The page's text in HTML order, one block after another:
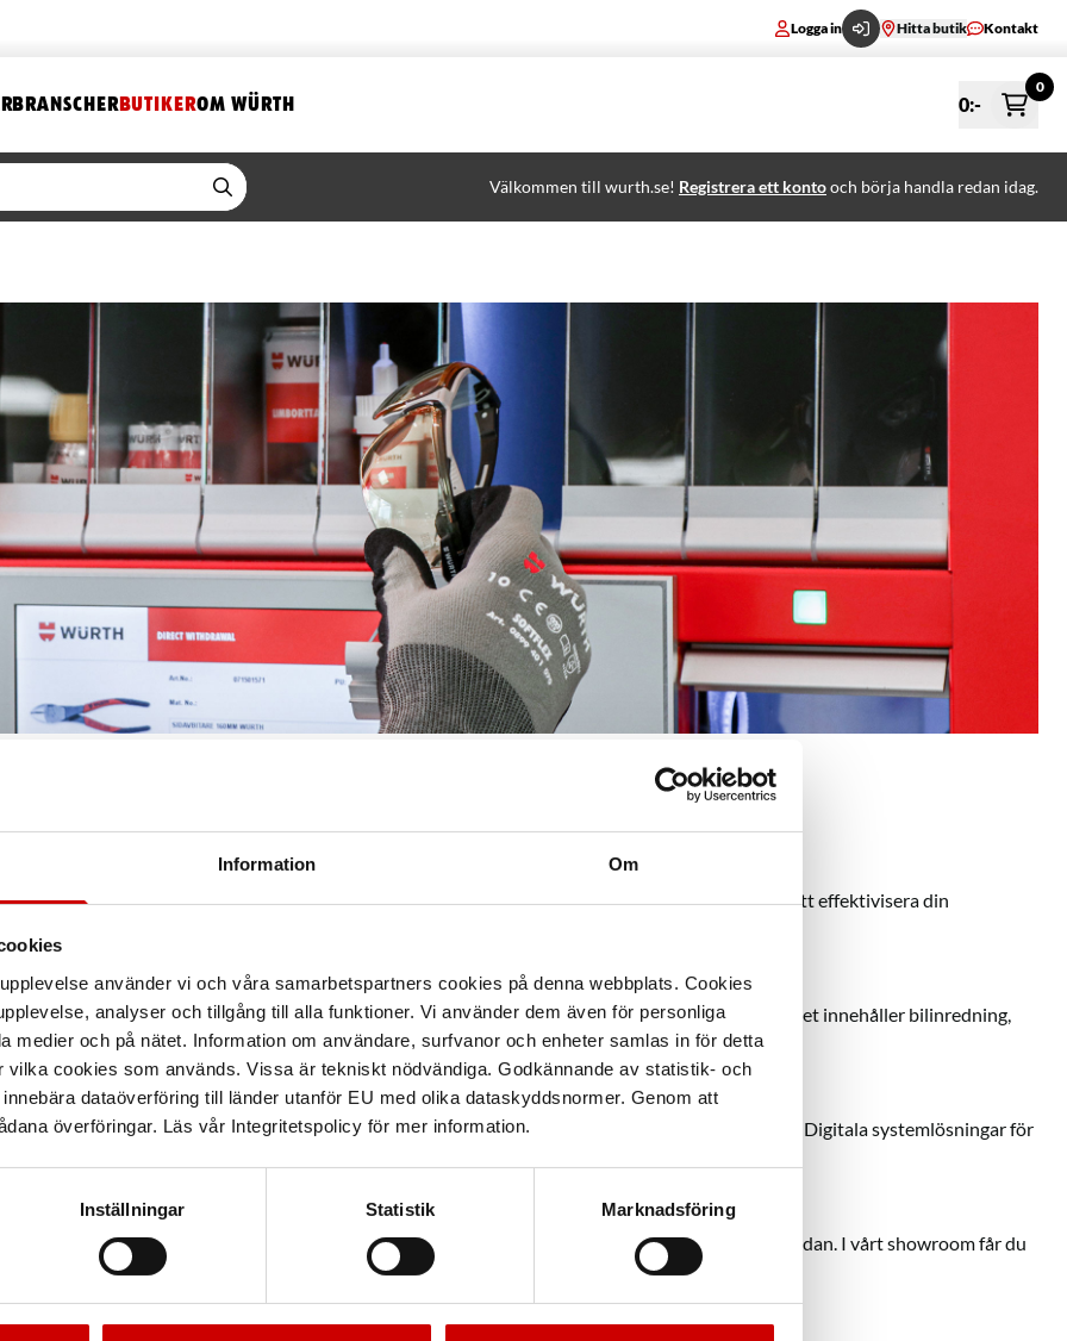
Information Om
använder vi och våra samarbetspartners cookies på denna webbplats. Cookies
analyser och tillgång till alla funktioner. Vi använder dem även för personliga
medier och på nätet. Information om användare, surfvanor och enheter samlas in för detta
vilka cookies som används. Vissa är tekniskt nödvändiga. Godkännande av statistik- och
dataöverföring till länder utanför EU med olika dataskyddsnormer. Genom att
överföringar. Läs vår Integritetspolicy för mer information.
Inställningar Statistik Marknadsföring
Logga in Hitta butik Kontakt
BRANSCHERBUTIKEROM WÜRTH 0:-
0
Välkommen till wurth.se! Registrera ett kontooch börja handla redan idag.
butik
förutom produkter, flera viktiga koncept och relaterade tjänster som skapar möjligheter för dig att effektivisera din
Go
för dig som jobbar som ambulerande hantverkare – vi kallar det Würth on the go. Konceptet innehåller bilinredning,
finansieringslösningar och smarta beställningsmöjligheter via Würth APP, och mycket mer.
av våra digitala servicesystem som bygger på den senaste tekniken – vi kallar det ORSY Digital. Digitala systemlösningar för
också våra traditionella ORSY-system som vi servat våra kunder med sedan starten för 55 år sedan. I vårt showroom får du
hur vi skulle kunna anpassa dessa system, och vår service, utifrån din verksamhet.
konferens